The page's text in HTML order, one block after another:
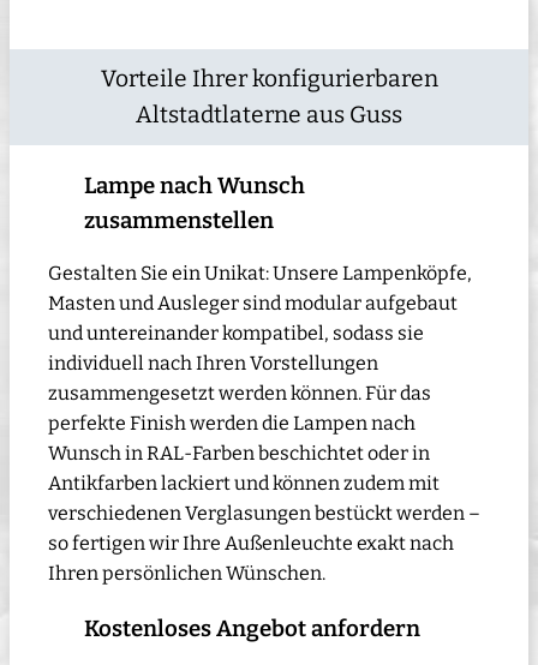
Vorteile Ihrer konfigurierbaren
Altstadtlaterne aus Guss
Lampe nach Wunsch
zusammenstellen
Gestalten Sie ein Unikat: Unsere Lampenköpfe,
Masten und Ausleger sind modular aufgebaut
und untereinander kompatibel, sodass sie
individuell nach Ihren Vorstellungen
zusammengesetzt werden können. Für das
perfekte Finish werden die Lampen nach
Wunsch in RAL-Farben beschichtet oder in
Antikfarben lackiert und können zudem mit
verschiedenen Verglasungen bestückt werden –
so fertigen wir Ihre Außenleuchte exakt nach
Ihren persönlichen Wünschen.
Kostenloses Angebot anfordern